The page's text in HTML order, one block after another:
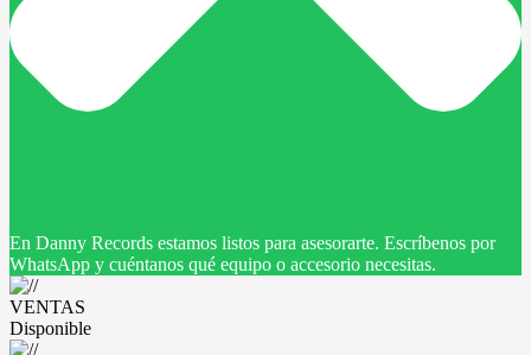
En Danny Records estamos listos para asesorarte. Escríbenos por
WhatsApp y cuéntanos qué equipo o accesorio necesitas.
VENTAS
Disponible